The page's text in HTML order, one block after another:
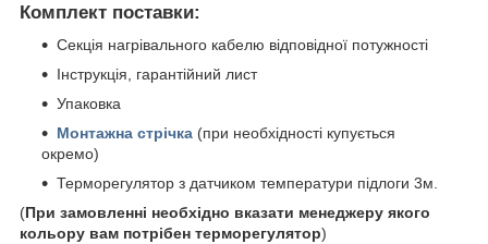
Комплект поставки:
Секція нагрівального кабелю відповідної потужності
Інструкція, гарантійний лист
Упаковка
Монтажна стрічка (при необхідності купується
окремо)
Терморегулятор з датчиком температури підлоги 3м.
(При замовленні необхідно вказати менеджеру якого
кольору вам потрібен терморегулятор)